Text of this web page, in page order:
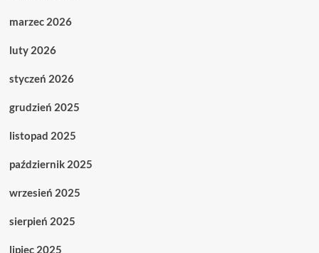
marzec 2026
luty 2026
styczeń 2026
grudzień 2025
listopad 2025
październik 2025
wrzesień 2025
sierpień 2025
lipiec 2025